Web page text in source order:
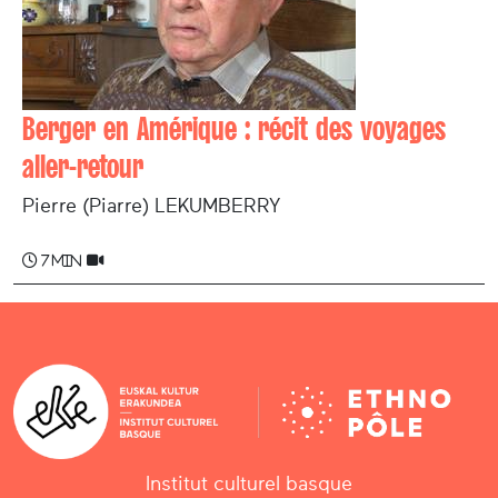
Berger en Amérique : récit des voyages
aller-retour
Pierre (Piarre) LEKUMBERRY
7 min
Institut culturel basque